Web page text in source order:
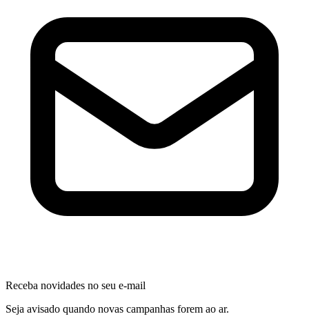
Receba novidades no seu e-mail
Seja avisado quando novas campanhas forem ao ar.